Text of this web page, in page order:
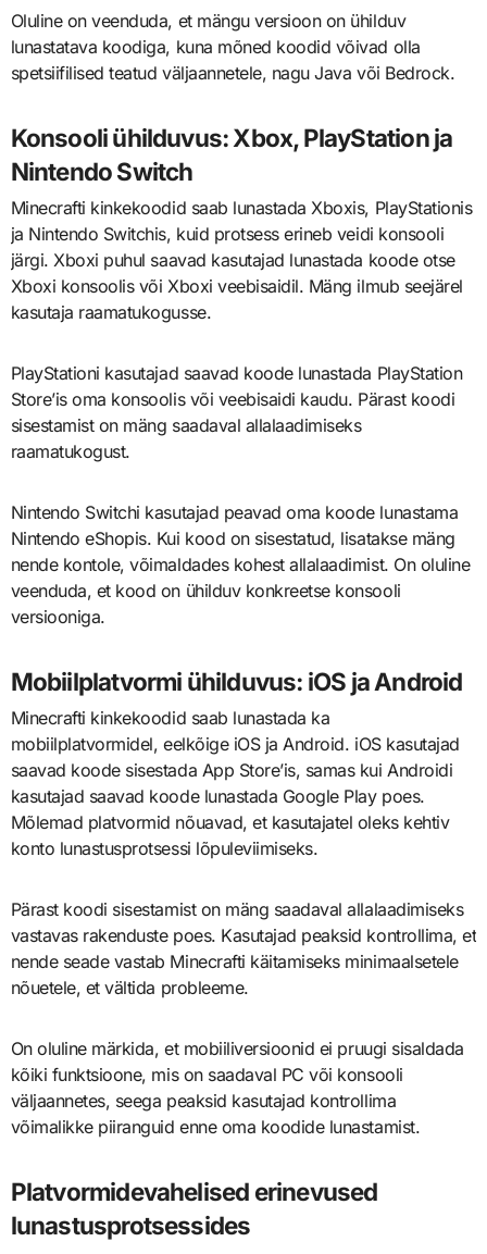
Oluline on veenduda, et mängu versioon on ühilduv
lunastatava koodiga, kuna mõned koodid võivad olla
spetsiifilised teatud väljaannetele, nagu Java või Bedrock.
Konsooli ühilduvus: Xbox, PlayStation ja
Nintendo Switch
Minecrafti kinkekoodid saab lunastada Xboxis, PlayStationis
ja Nintendo Switchis, kuid protsess erineb veidi konsooli
järgi. Xboxi puhul saavad kasutajad lunastada koode otse
Xboxi konsoolis või Xboxi veebisaidil. Mäng ilmub seejärel
kasutaja raamatukogusse.
PlayStationi kasutajad saavad koode lunastada PlayStation
Store’is oma konsoolis või veebisaidi kaudu. Pärast koodi
sisestamist on mäng saadaval allalaadimiseks
raamatukogust.
Nintendo Switchi kasutajad peavad oma koode lunastama
Nintendo eShopis. Kui kood on sisestatud, lisatakse mäng
nende kontole, võimaldades kohest allalaadimist. On oluline
veenduda, et kood on ühilduv konkreetse konsooli
versiooniga.
Mobiilplatvormi ühilduvus: iOS ja Android
Minecrafti kinkekoodid saab lunastada ka
mobiilplatvormidel, eelkõige iOS ja Android. iOS kasutajad
saavad koode sisestada App Store’is, samas kui Androidi
kasutajad saavad koode lunastada Google Play poes.
Mõlemad platvormid nõuavad, et kasutajatel oleks kehtiv
konto lunastusprotsessi lõpuleviimiseks.
Pärast koodi sisestamist on mäng saadaval allalaadimiseks
vastavas rakenduste poes. Kasutajad peaksid kontrollima, et
nende seade vastab Minecrafti käitamiseks minimaalsetele
nõuetele, et vältida probleeme.
On oluline märkida, et mobiiliversioonid ei pruugi sisaldada
kõiki funktsioone, mis on saadaval PC või konsooli
väljaannetes, seega peaksid kasutajad kontrollima
võimalikke piiranguid enne oma koodide lunastamist.
Platvormidevahelised erinevused
lunastusprotsessides